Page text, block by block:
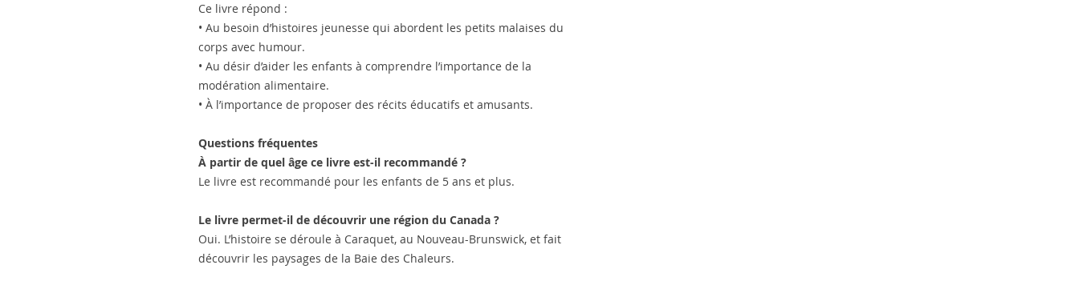
Ce livre répond :
• Au besoin d’histoires jeunesse qui abordent les petits malaises du
corps avec humour.
• Au désir d’aider les enfants à comprendre l’importance de la
modération alimentaire.
• À l’importance de proposer des récits éducatifs et amusants.
Questions fréquentes
À partir de quel âge ce livre est-il recommandé ?
Le livre est recommandé pour les enfants de 5 ans et plus.
Le livre permet-il de découvrir une région du Canada ?
Oui. L’histoire se déroule à Caraquet, au Nouveau-Brunswick, et fait
découvrir les paysages de la Baie des Chaleurs.